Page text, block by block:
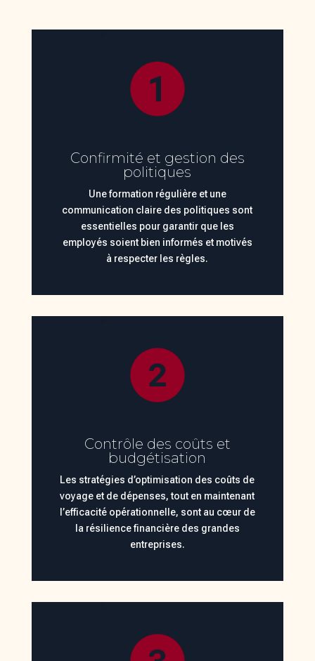
Confirmité et gestion des
politiques
Une formation régulière et une
communication claire des politiques sont
essentielles pour garantir que les
employés soient bien informés et motivés
à respecter les règles.
Contrôle des coûts et
budgétisation
Les stratégies d’optimisation des coûts de
voyage et de dépenses, tout en maintenant
l’efficacité opérationnelle, sont au cœur de
la résilience financière des grandes
entreprises.